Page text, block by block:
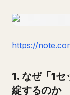
https://
1. なぜ「1
綻するのか